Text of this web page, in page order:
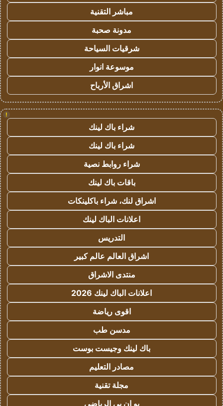
مباشر التقنية
مدونة صحبة
شرقيات السياحة
موسوعة انوار
اشراق الأرباح
!
شراء باك لينك
شراء باك لينك
شراء روابط نصية
باقات باك لينك
اشراق لنك، شراء باكلينكات
اعلانات الباك لينك
التدريس
اشراق العالم عالم كبير
منتدى الاشراق
اعلانات الباك لينك 2026
اقوى رياضة
مدسن طب
باك لينك وجيست بوست
مصادر التعليم
مجلة تقنية
يو ان بي الرياضي